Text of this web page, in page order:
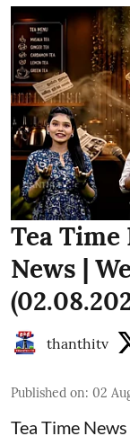
Tea
News |
thanthitv
Published on: 02
Tea Time